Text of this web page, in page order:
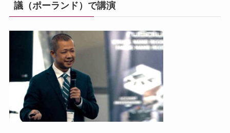
議（ポーランド）で講演